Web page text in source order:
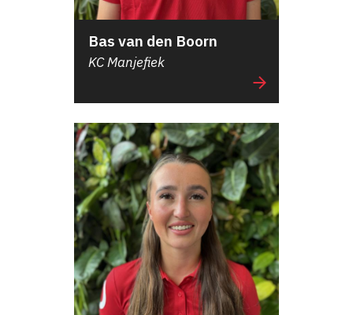
Bas van den Boorn
KC Manjefiek